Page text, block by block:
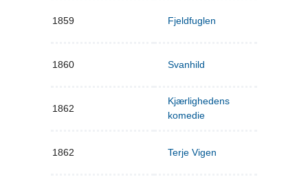
1859 Fjeldfuglen
1860 Svanhild
1862
Kjærlighedens
komedie
1862 Terje Vigen